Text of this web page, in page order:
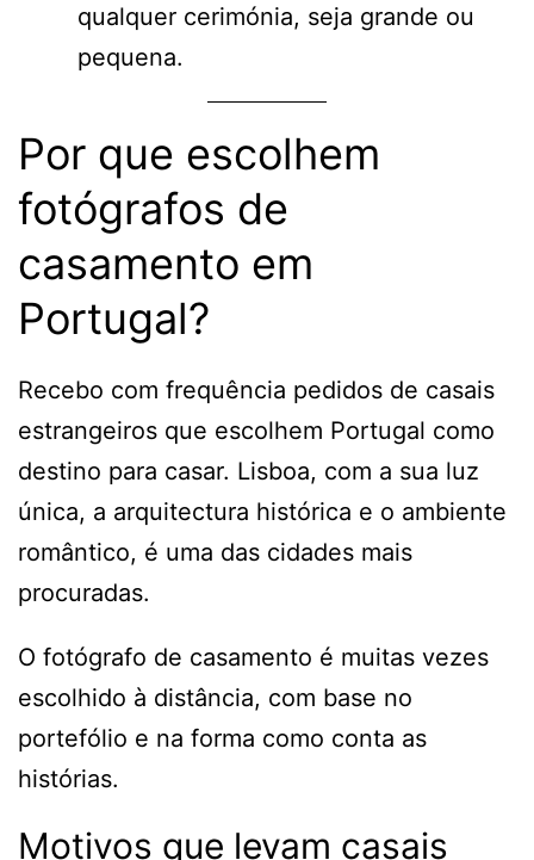
qualquer cerimónia, seja grande ou
pequena.
Por que escolhem
fotógrafos de
casamento em
Portugal?
Recebo com frequência pedidos de casais
estrangeiros que escolhem Portugal como
destino para casar. Lisboa, com a sua luz
única, a arquitectura histórica e o ambiente
romântico, é uma das cidades mais
procuradas.
O fotógrafo de casamento é muitas vezes
escolhido à distância, com base no
portefólio e na forma como conta as
histórias.
Motivos que levam casais